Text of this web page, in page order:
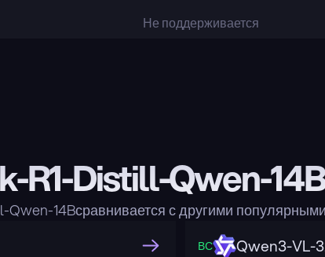
Не поддерживается
R1-Distill-Qwen-
Qwen-14Bсравнивается с другими
ВС Qwen3-VL-